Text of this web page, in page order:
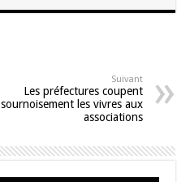
Suivant
Les préfectures coupent
sournoisement les vivres aux
associations